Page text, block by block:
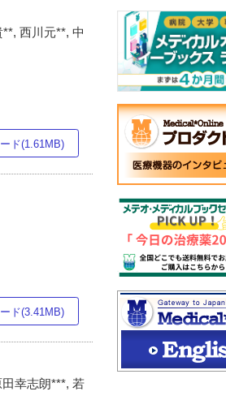
西川元**, 中
ド(1.61MB)
ド(3.41MB)
幸志朗***, 若